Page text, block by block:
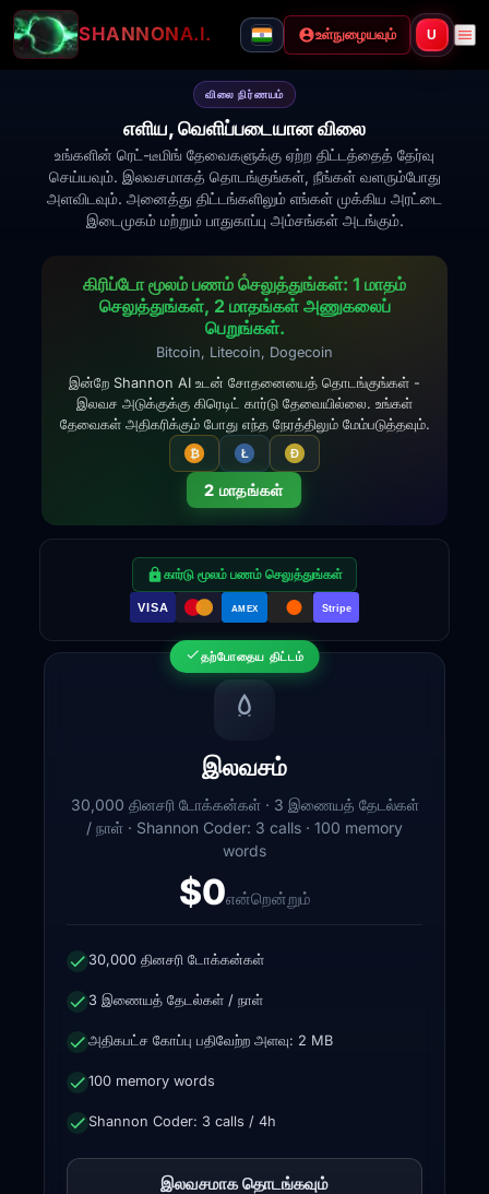
SHANNONA.I. உள்நுழையவும் U
விலை நிர்ணயம்
எளிய, வெளிப்படையான விலை
உங்களின் ரெட்-டீமிங் தேவைகளுக்கு ஏற்ற திட்டத்தைத் தேர்வு
செய்யவும். இலவசமாகத் தொடங்குங்கள், நீங்கள் வளரும்போது
அளவிடவும். அனைத்து திட்டங்களிலும் எங்கள் முக்கிய அரட்டை
இடைமுகம் மற்றும் பாதுகாப்பு அம்சங்கள் அடங்கும்.
கிரிப்டோ மூலம் பணம் செலுத்துங்கள்: 1 மாதம்
செலுத்துங்கள், 2 மாதங்கள் அணுகலைப்
பெறுங்கள்.
Bitcoin, Litecoin, Dogecoin
இன்றே Shannon AI உடன் சோதனையைத் தொடங்குங்கள் -
இலவச அடுக்குக்கு கிரெடிட் கார்டு தேவையில்லை. உங்கள்
தேவைகள் அதிகரிக்கும் போது எந்த நேரத்திலும் மேம்படுத்தவும்.
₿ Ł Ð
2 மாதங்கள்
கார்டு மூலம் பணம் செலுத்துங்கள்
VISA AMEX Stripe
தற்போதைய திட்டம்
இலவசம்
30,000 தினசரி டோக்கன்கள் · 3 இணையத் தேடல்கள்
/ நாள் · Shannon Coder: 3 calls · 100 memory
words
$0என்றென்றும்
30,000 தினசரி டோக்கன்கள்
3 இணையத் தேடல்கள் / நாள்
அதிகபட்ச கோப்பு பதிவேற்ற அளவு: 2 MB
100 memory words
Shannon Coder: 3 calls / 4h
இலவசமாக தொடங்கவும்